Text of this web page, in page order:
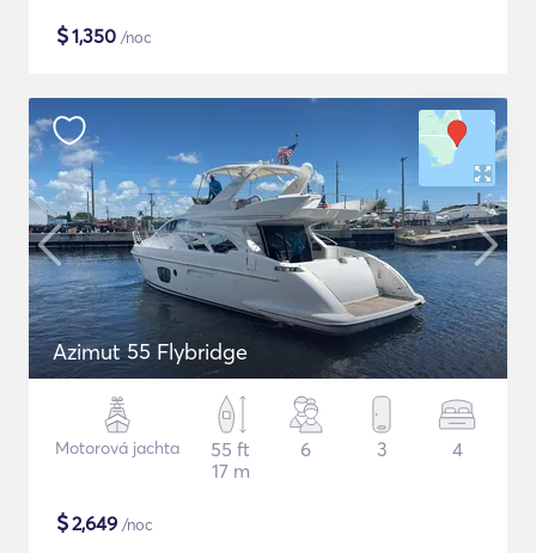
$1,350 /noc
Azimut 55 Flybridge
Motorová jachta
55 ft
17 m
6 3 4
$2,649 /noc